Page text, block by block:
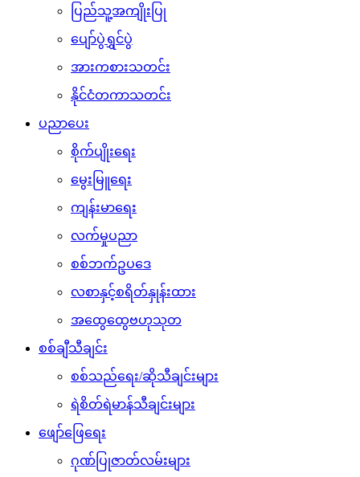
ပြည်သူ့အကျိုးပြု
ပျော်ပွဲရွှင်ပွဲ
အားကစားသတင်း
နိုင်ငံတကာသတင်း
ပညာပေး
စိုက်ပျိုးရေး
မွေးမြူရေး
ကျန်းမာရေး
လက်မှုပညာ
စစ်ဘက်ဥပဒေ
လစာနှင့်စရိတ်နှုန်းထား
အထွေထွေဗဟုသုတ
စစ်ချီသီချင်း
စစ်သည်ရေး/ဆိုသီချင်းများ
ရဲစိတ်ရဲမာန်သီချင်းများ
ဖျော်ဖြေရေး
ဂုဏ်ပြုဇာတ်လမ်းများ